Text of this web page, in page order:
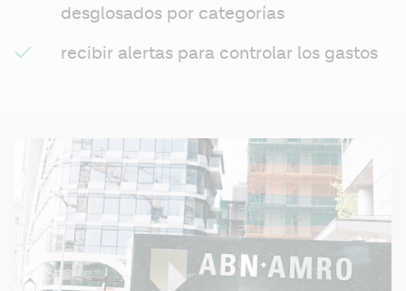
desglosados por categorías
recibir alertas para controlar los gastos